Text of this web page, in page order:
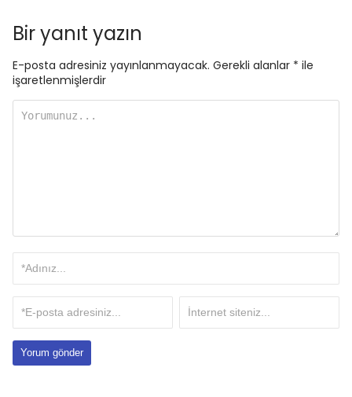
Bir yanıt yazın
E-posta adresiniz yayınlanmayacak. Gerekli alanlar * ile
işaretlenmişlerdir